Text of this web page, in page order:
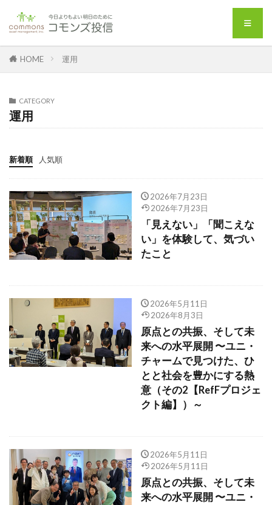
HOME 運用
CATEGORY
運用
新着順 人気順
2026年7月23日
2026年7月23日
「見えない」「聞こえな
い」を体験して、気づい
たこと
2026年5月11日
2026年8月3日
原点との共振、そして未
来への水平展開 〜ユニ・
チャームで見つけた、ひ
とと社会を豊かにする熱
意（その2【RefFプロジェ
クト編】）～
2026年5月11日
2026年5月11日
原点との共振、そして未
来への水平展開 〜ユニ・